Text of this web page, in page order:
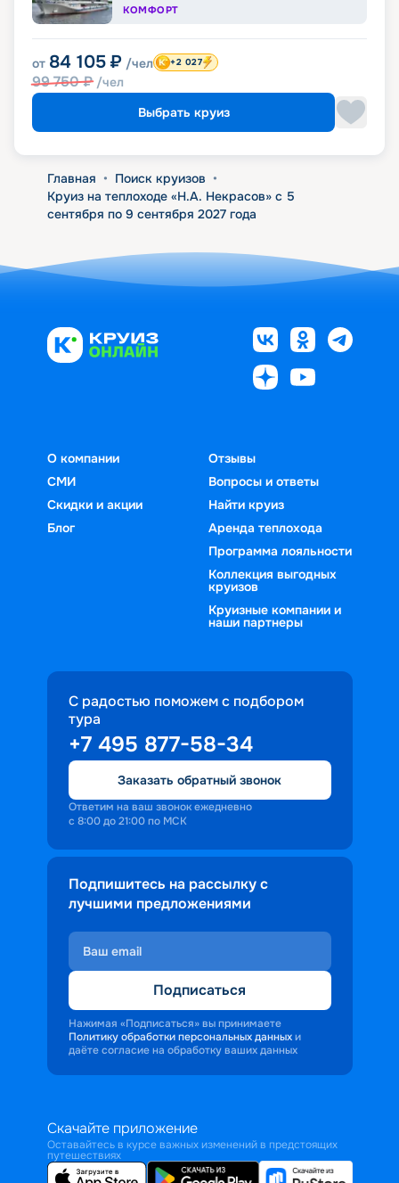
КОМФОРТ
от 84 105 ₽ /чел
99 750₽ /чел
+2 027
Выбрать круиз
Главная • Поиск круизов •
Круиз на теплоходе «Н.А. Некрасов» с 5
сентября по 9 сентября 2027 года
О компании
СМИ
Скидки и акции
Блог
Отзывы
Вопросы и ответы
Найти круиз
Аренда теплохода
Программа лояльности
Коллекция выгодных
круизов
Круизные компании и
наши партнеры
С радостью поможем с подбором
тура
+7 495 877-58-34
Заказать обратный звонок
Ответим на ваш звонок ежедневно
с 8:00 до 21:00 по МСК
Подпишитесь на рассылку с
лучшими предложениями
Подписаться
Нажимая «Подписаться» вы принимаете
Политику обработки персональных данных и
даёте согласие на обработку ваших данных
Скачайте приложение
Оставайтесь в курсе важных изменений в предстоящих
путешествиях